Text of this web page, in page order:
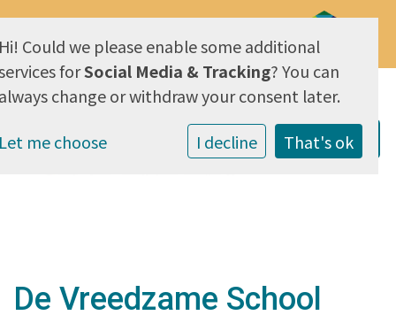
AVG & Privacy
De Vreedzame School
Could we please enable some additional
forSocial Media & Tracking? You can
change or withdraw your consent later.
me choose
I decline That's ok